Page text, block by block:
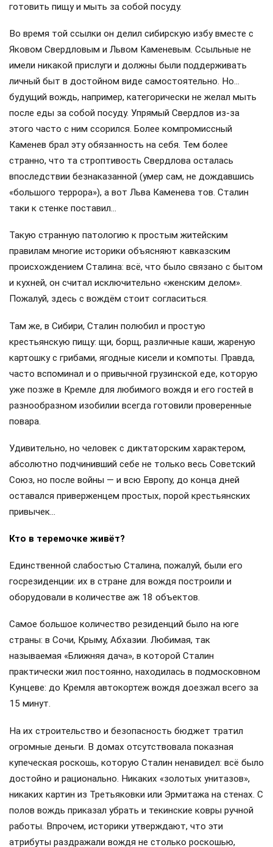
готовить пищу и мыть за собой посуду.
Во время той ссылки он делил сибирскую избу вместе с
Яковом Свердловым и Львом Каменевым. Ссыльные не
имели никакой прислуги и должны были поддерживать
личный быт в достойном виде самостоятельно. Но…
будущий вождь, например, категорически не желал мыть
после еды за собой посуду. Упрямый Свердлов из-за
этого часто с ним ссорился. Более компромиссный
Каменев брал эту обязанность на себя. Тем более
странно, что та строптивость Свердлова осталась
впоследствии безнаказанной (умер сам, не дождавшись
«большого террора»), а вот Льва Каменева тов. Сталин
таки к стенке поставил…
Такую странную патологию к простым житейским
правилам многие историки объясняют кавказским
происхождением Сталина: всё, что было связано с бытом
и кухней, он считал исключительно «женским делом».
Пожалуй, здесь с вождём стоит согласиться.
Там же, в Сибири, Сталин полюбил и простую
крестьянскую пищу: щи, борщ, различные каши, жареную
картошку с грибами, ягодные кисели и компоты. Правда,
часто вспоминал и о привычной грузинской еде, которую
уже позже в Кремле для любимого вождя и его гостей в
разнообразном изобилии всегда готовили проверенные
повара.
Удивительно, но человек с диктаторским характером,
абсолютно подчинивший себе не только весь Советский
Союз, но после войны — и всю Европу, до конца дней
оставался приверженцем простых, порой крестьянских
привычек…
Кто в теремочке живёт?
Единственной слабостью Сталина, пожалуй, были его
госрезиденции: их в стране для вождя построили и
оборудовали в количестве аж 18 объектов.
Самое большое количество резиденций было на юге
страны: в Сочи, Крыму, Абхазии. Любимая, так
называемая «Ближняя дача», в которой Сталин
практически жил постоянно, находилась в подмосковном
Кунцеве: до Кремля автокортеж вождя доезжал всего за
15 минут.
На их строительство и безопасность бюджет тратил
огромные деньги. В домах отсутствовала показная
купеческая роскошь, которую Сталин ненавидел: всё было
достойно и рационально. Никаких «золотых унитазов»,
никаких картин из Третьяковки или Эрмитажа на стенах. С
полов вождь приказал убрать и текинские ковры ручной
работы. Впрочем, историки утверждают, что эти
атрибуты раздражали вождя не столько роскошью,